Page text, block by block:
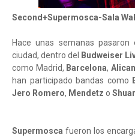
Second+Supermosca-Sala
Hace unas semanas pasaron
ciudad, dentro del
Budweiser
como Madrid, Barcelona,
han participado bandas como
Jero Romero, Mendetz o
Supermosca fueron los